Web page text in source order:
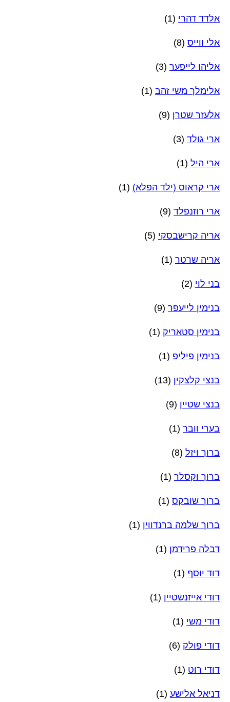
אלדד דהרי (1)
אלי ווייס (8)
אליהו לייפער (3)
אלימלך משי זהב (1)
אלעזר שטרן (9)
ארי גולד (3)
ארי היל (1)
ארי קראוס (ילד הפלא) (1)
ארי רוזנפלד (9)
אריה קרישבסקי (5)
אריה שרטר (1)
בני לוי (2)
בנימין לייעפר (9)
בנימין סטאריק (1)
בנימין פיליפ (1)
בנצי קלצקין (13)
בנצי שטיין (9)
בערי וובר (1)
ברוך ויזל (8)
ברוך וקסלר (1)
ברוך שובקס (1)
ברוך שלמה ברנדווין (1)
דבלה פרידמן (1)
דוד יוסף (1)
דודי אייזנשטיין (1)
דודי משי (1)
דודי פולק (6)
דודי רוט (1)
דניאל אלישע (1)